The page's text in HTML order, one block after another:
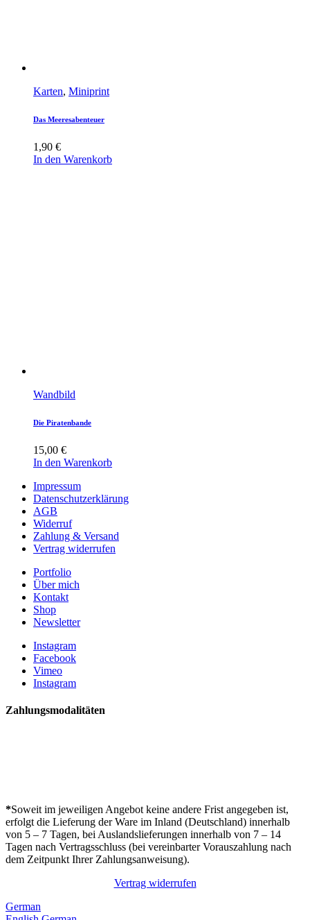
Karten, Miniprint
Das Meeresabenteuer
1,90 €
In den Warenkorb
Wandbild
Die Piratenbande
15,00 €
In den Warenkorb
Impressum
Datenschutzerklärung
AGB
Widerruf
Zahlung & Versand
Vertrag widerrufen
Portfolio
Über mich
Kontakt
Shop
Newsletter
Instagram
Facebook
Vimeo
Instagram
Zahlungsmodalitäten
*Soweit im jeweiligen Angebot keine andere Frist angegeben ist,
erfolgt die Lieferung der Ware im Inland (Deutschland) innerhalb
von 5 – 7 Tagen, bei Auslandslieferungen innerhalb von 7 – 14
Tagen nach Vertragsschluss (bei vereinbarter Vorauszahlung nach
dem Zeitpunkt Ihrer Zahlungsanweisung).
Vertrag widerrufen
German